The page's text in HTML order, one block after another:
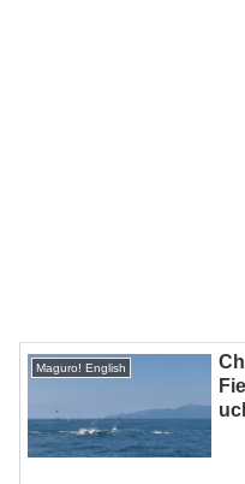
Maguro! English